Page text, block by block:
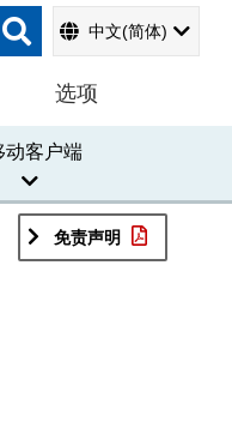
中文(简体)
选项
动客户端
免责声明